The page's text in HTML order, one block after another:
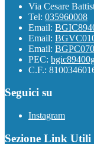
Via Cesare
Tel: 035960008
Email:
Email:
Email:
PEC:
C.F.:
Seguici su
Instagram
Sezione Link Utili